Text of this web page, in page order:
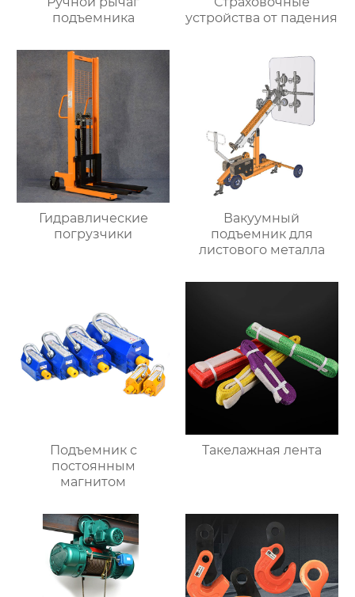
подъемника
устройства от падения
Гидравлические
погрузчики
Вакуумный
подъемник для
листового металла
Подъемник с
постоянным
магнитом
Такелажная лента